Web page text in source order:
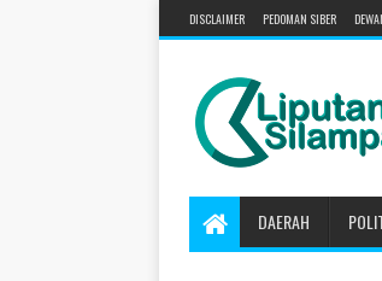
DISCLAIMER PEDOMAN SIBER
DAERAH